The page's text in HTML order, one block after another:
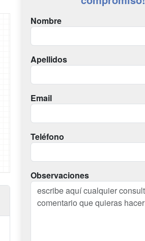
Nombre
Apellidos
Email
Teléfono
Observaciones